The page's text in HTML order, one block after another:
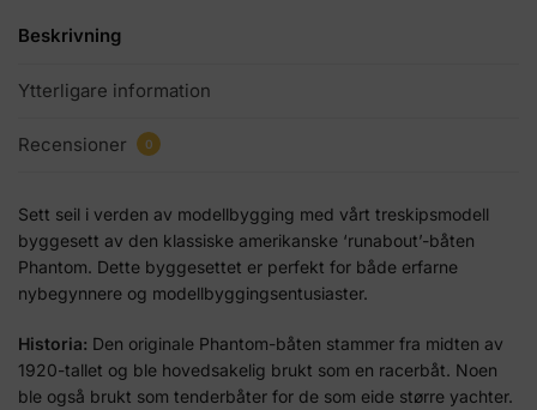
Beskrivning
Ytterligare information
Recensioner 0
Sett seil i verden av modellbygging med vårt treskipsmodell
byggesett av den klassiske amerikanske ‘runabout’-båten
Phantom. Dette byggesettet er perfekt for både erfarne
nybegynnere og modellbyggingsentusiaster.
Historia: Den originale Phantom-båten stammer fra midten av
1920-tallet og ble hovedsakelig brukt som en racerbåt. Noen
ble også brukt som tenderbåter for de som eide større yachter.